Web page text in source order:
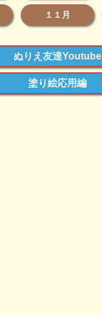
１１月
ぬりえ友達Youtube
塗り絵応用編